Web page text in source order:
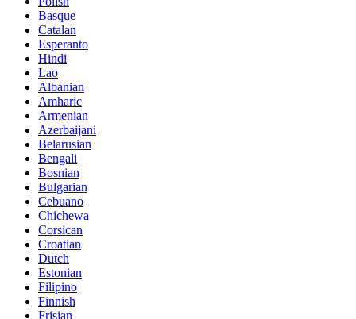
Basque
Catalan
Esperanto
Hindi
Lao
Albanian
Amharic
Armenian
Azerbaijani
Belarusian
Bengali
Bosnian
Bulgarian
Cebuano
Chichewa
Corsican
Croatian
Dutch
Estonian
Filipino
Finnish
Frisian